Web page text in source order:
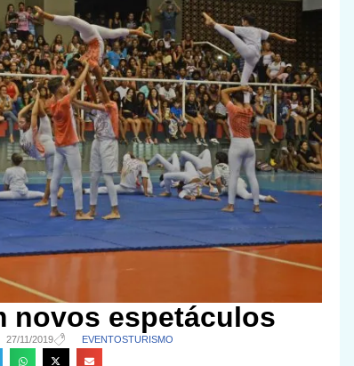
novos espetáculos
27/11/2019 EVENTOSTURISMO